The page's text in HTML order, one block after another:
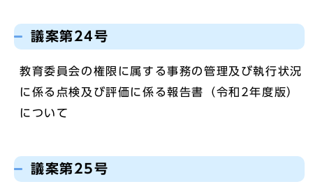
議案第24号
教育委員会の権限に属する事務の管理及び執行状況
に係る点検及び評価に係る報告書（令和2年度版）
について
議案第25号